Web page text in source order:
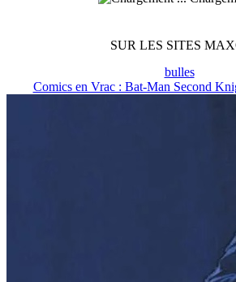
SUR LES SITES
bulles
Comics en Vrac : Bat-Man Second